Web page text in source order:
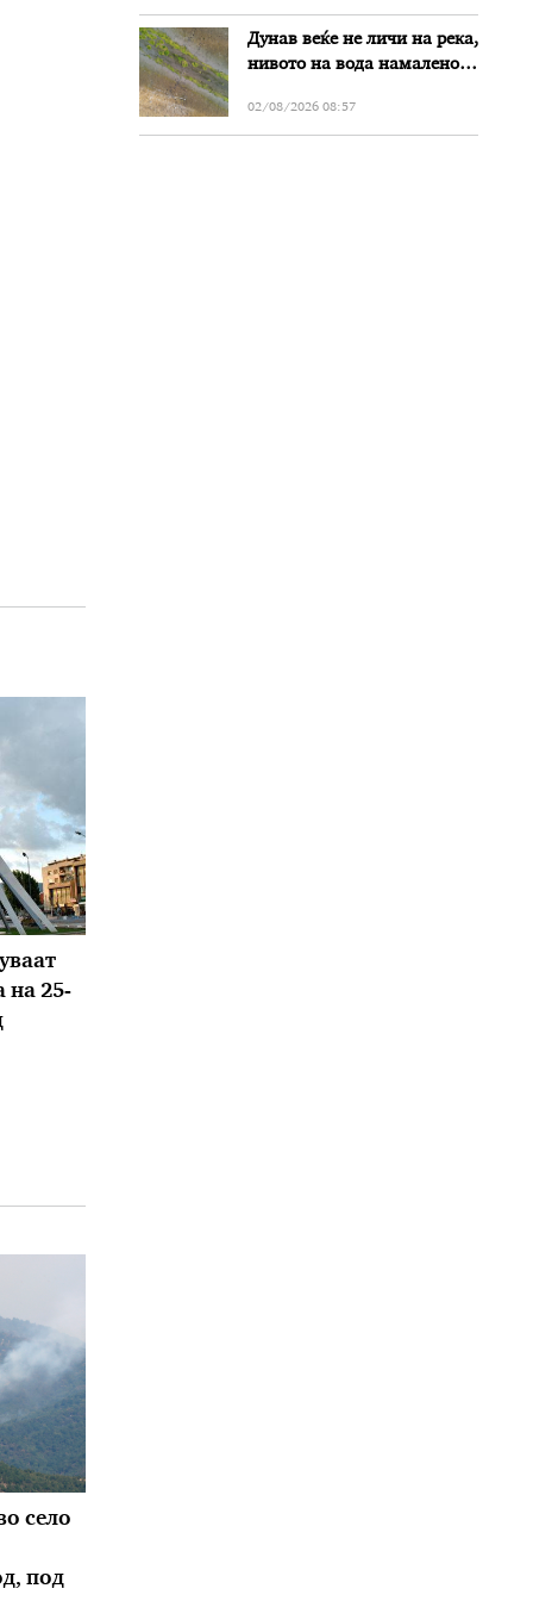
на 25-
село
под
Дунав веќе не личи на река,
нивото на вода намалено
Бугарија
02/08/2026 08:57